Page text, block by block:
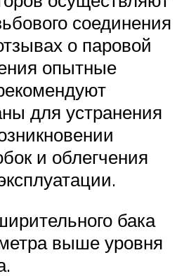
соединения
о паровой
опытные
для устранения
и облегчения
бака
выше уровня